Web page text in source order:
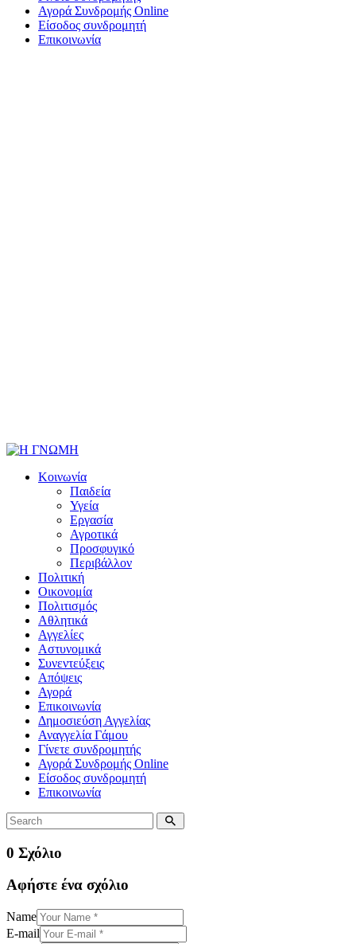
Αγορά Συνδρομής Online
Είσοδος συνδρομητή
Επικοινωνία
Κοινωνία
Παιδεία
Υγεία
Εργασία
Αγροτικά
Προσφυγικό
Περιβάλλον
Πολιτική
Οικονομία
Πολιτισμός
Αθλητικά
Αγγελίες
Αστυνομικά
Συνεντεύξεις
Απόψεις
Αγορά
Επικοινωνία
Δημοσιεύση Αγγελίας
Αναγγελία Γάμου
Γίνετε συνδρομητής
Αγορά Συνδρομής Online
Είσοδος συνδρομητή
Επικοινωνία
0 Σχόλιο
Αφήστε ένα σχόλιο
Name
E-mail